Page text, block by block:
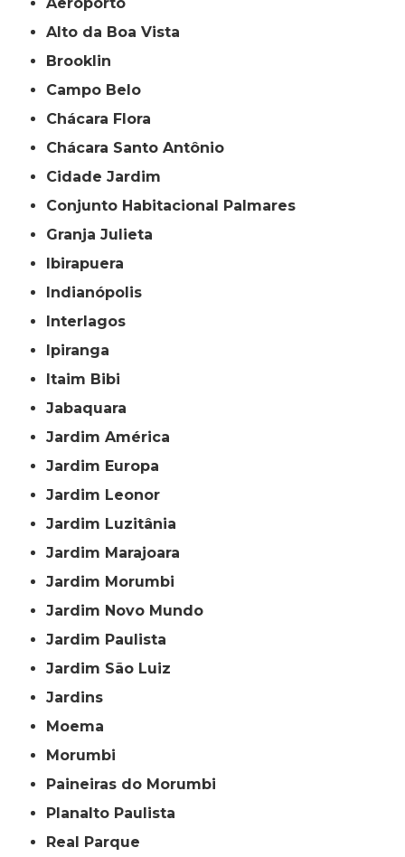
Alto da Boa Vista
Brooklin
Campo Belo
Chácara Flora
Chácara Santo Antônio
Cidade Jardim
Conjunto Habitacional Palmares
Granja Julieta
Ibirapuera
Indianópolis
Interlagos
Ipiranga
Itaim Bibi
Jabaquara
Jardim América
Jardim Europa
Jardim Leonor
Jardim Luzitânia
Jardim Marajoara
Jardim Morumbi
Jardim Novo Mundo
Jardim Paulista
Jardim São Luiz
Jardins
Moema
Morumbi
Paineiras do Morumbi
Planalto Paulista
Real Parque